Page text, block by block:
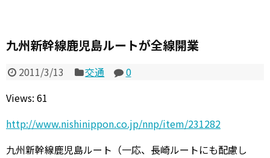
九州新幹線鹿児島ルートが全線開業
2011/3/13 交通
0
Views: 61
http://www.nishinippon.co.jp/nnp/item/231282
九州新幹線鹿児島ルート（一応、長崎ルートにも配慮し